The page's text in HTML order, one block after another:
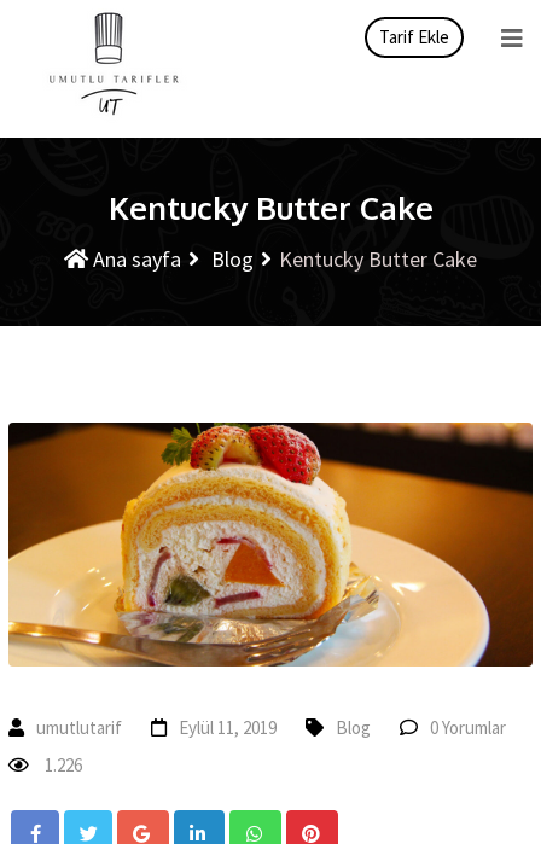
Tarif Ekle
Kentucky Butter Cake
Ana sayfa Blog Kentucky Butter Cake
umutlutarif Eylül 11, 2019 Blog
0 Yorumlar
1.226